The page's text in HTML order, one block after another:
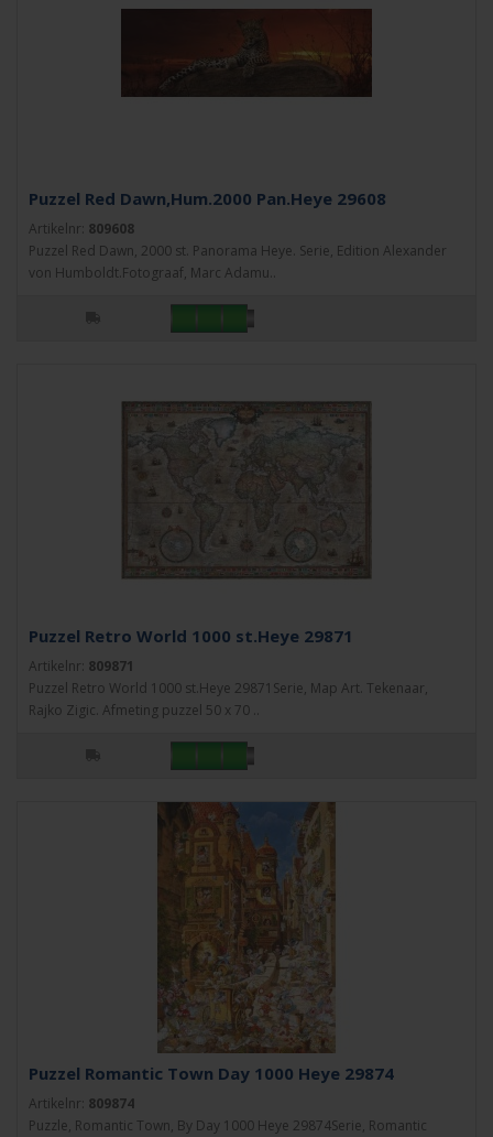
Puzzel Red Dawn,Hum.2000 Pan.Heye 29608
Artikelnr: 809608
Puzzel Red Dawn, 2000 st. Panorama Heye. Serie, Edition Alexander
von Humboldt.Fotograaf, Marc Adamu..
Puzzel Retro World 1000 st.Heye 29871
Artikelnr: 809871
Puzzel Retro World 1000 st.Heye 29871Serie, Map Art. Tekenaar,
Rajko Zigic. Afmeting puzzel 50 x 70 ..
Puzzel Romantic Town Day 1000 Heye 29874
Artikelnr: 809874
Puzzle, Romantic Town, By Day 1000 Heye 29874Serie, Romantic